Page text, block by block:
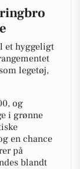
et hyggeligt
legetøj,
og
i grønne
en chance
på
blandt